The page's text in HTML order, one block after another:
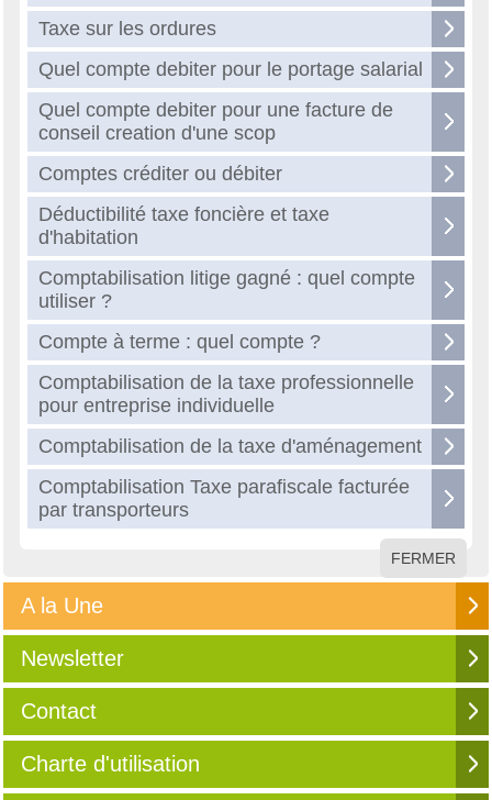
Taxe sur les ordures
Quel compte debiter pour le portage salarial
Quel compte debiter pour une facture de
conseil creation d'une scop
Comptes créditer ou débiter
Déductibilité taxe foncière et taxe
d'habitation
Comptabilisation litige gagné : quel compte
utiliser ?
Compte à terme : quel compte ?
Comptabilisation de la taxe professionnelle
pour entreprise individuelle
Comptabilisation de la taxe d'aménagement
Comptabilisation Taxe parafiscale facturée
par transporteurs
FERMER
A la Une
Newsletter
Contact
Charte d'utilisation